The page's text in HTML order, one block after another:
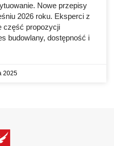
Nowe przepisy
2026 roku. Eksperci z
część propozycji
budowlany, dostępność i
2025